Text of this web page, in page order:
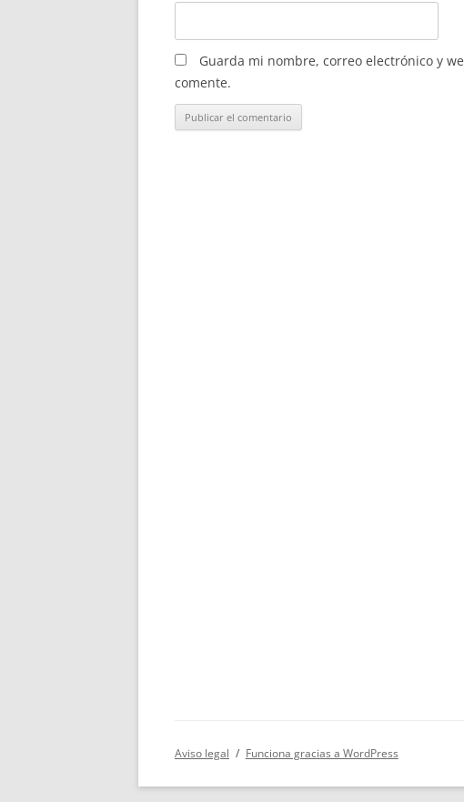
Guarda mi nombre, correo electrónico y
comente.
Aviso legal Funciona gracias a WordPress